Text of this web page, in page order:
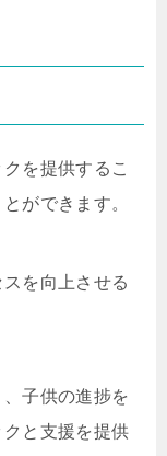
を提供するこ
ができます。
を向上させる
子供の進捗を
と支援を提供